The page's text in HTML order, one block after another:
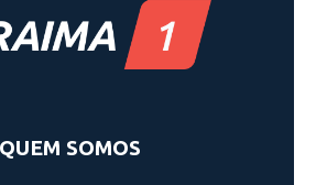
QUEM SOMOS